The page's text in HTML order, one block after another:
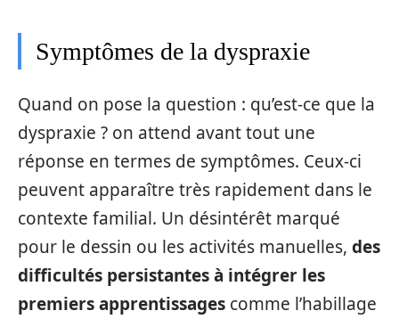
Symptômes de la dyspraxie
Quand on pose la question : qu’est-ce que la
dyspraxie ? on attend avant tout une
réponse en termes de symptômes. Ceux-ci
peuvent apparaître très rapidement dans le
contexte familial. Un désintérêt marqué
pour le dessin ou les activités manuelles, des
difficultés persistantes à intégrer les
premiers apprentissages comme l’habillage